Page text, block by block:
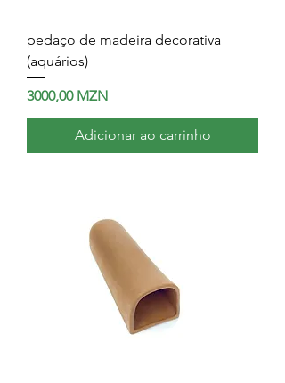
pedaço de madeira decorativa
(aquários)
Preço
3000,00 MZN
Adicionar ao carrinho